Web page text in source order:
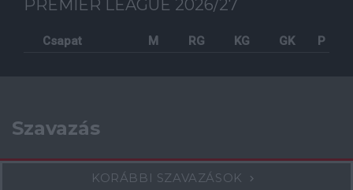
PREMIER LEAGUE 2026/27
Csapat M RG KG GK P
Szavazás
KORÁBBI SZAVAZÁSOK